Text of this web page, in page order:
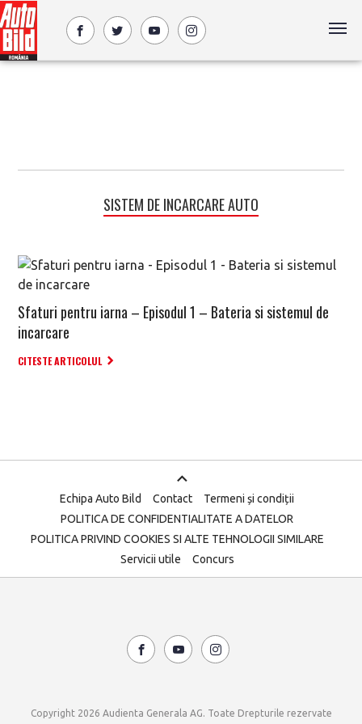
SISTEM DE INCARCARE AUTO
Sfaturi pentru iarna – Episodul 1 – Bateria si sistemul de
incarcare
CITESTE ARTICOLUL
Echipa Auto Bild Contact
Termeni și condiții
POLITICA DE CONFIDENTIALITATE A DATELOR
POLITICA PRIVIND COOKIES SI ALTE TEHNOLOGII SIMILARE
Servicii utile
Concurs
Copyright 2026 Audienta Generala AG. Toate Drepturile rezervate